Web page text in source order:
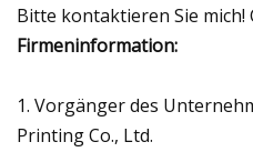
Bitte kontaktieren Sie mich!
Firmeninformation:
1. Vorgänger des
Printing Co., Ltd.